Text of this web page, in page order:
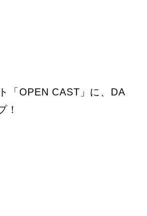
「OPEN CAST」に、DA
！